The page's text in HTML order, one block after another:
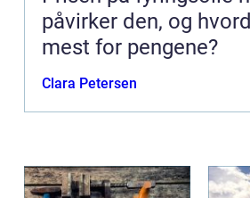
påvirker den, og
mest for pengene?
Clara Petersen